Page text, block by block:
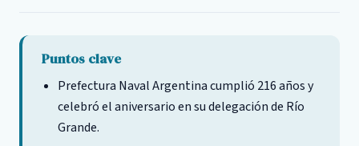
Puntos clave
Prefectura Naval Argentina cumplió 216 años y
celebró el aniversario en su delegación de Río
Grande.